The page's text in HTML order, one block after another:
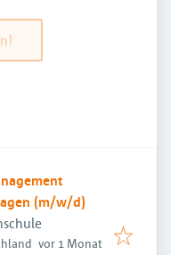
(m/w/d)
Veröffentlicht
vor 1 Monat